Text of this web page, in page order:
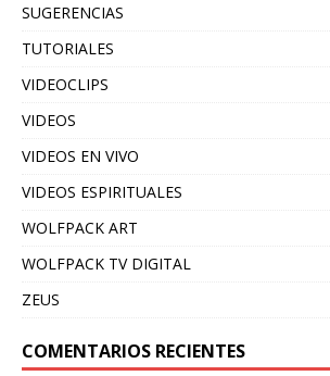
SUGERENCIAS
TUTORIALES
VIDEOCLIPS
VIDEOS
VIDEOS EN VIVO
VIDEOS ESPIRITUALES
WOLFPACK ART
WOLFPACK TV DIGITAL
ZEUS
COMENTARIOS RECIENTES